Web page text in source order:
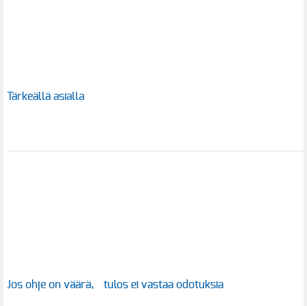
Tärkeällä asialla
Jos ohje on väärä, tulos ei vastaa odotuksia